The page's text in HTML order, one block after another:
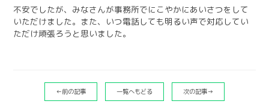
不安でしたが、みなさんが事務所でにこやかにあいさつをして
いただけました。また、いつ電話しても明るい声で対応してい
ただけ頑張ろうと思いました。
←前の記事 一覧へもどる 次の記事→